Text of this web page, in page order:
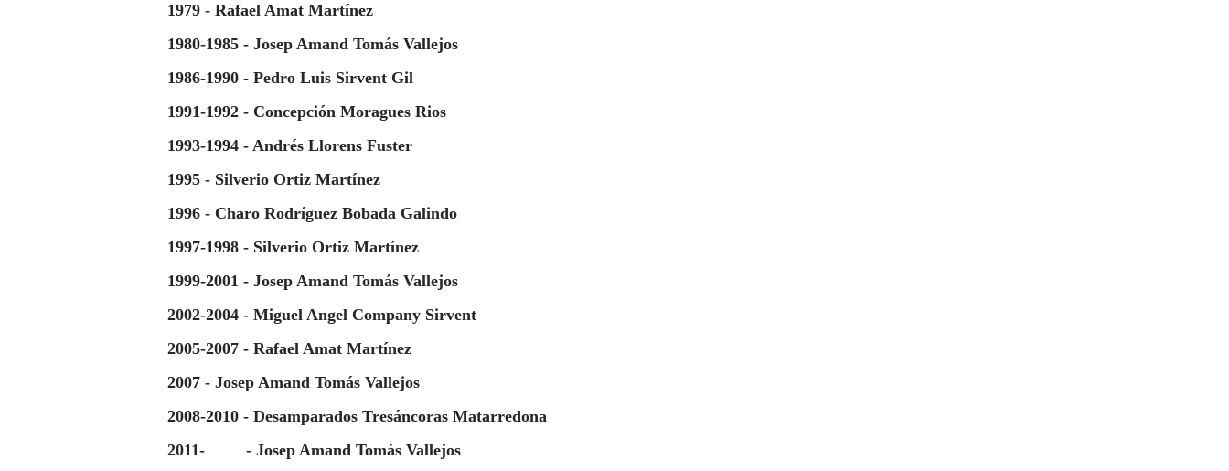
1979 - Rafael Amat Martínez
1980-1985 - Josep Amand Tomás Vallejos
1986-1990 - Pedro Luis Sirvent Gil
1991-1992 - Concepción Moragues Rios
1993-1994 - Andrés Llorens Fuster
1995 - Silverio Ortiz Martínez
1996 - Charo Rodríguez Bobada Galindo
1997-1998 - Silverio Ortiz Martínez
1999-2001 - Josep Amand Tomás Vallejos
2002-2004 - Miguel Angel Company Sirvent
2005-2007 - Rafael Amat Martínez
2007 - Josep Amand Tomás Vallejos
2008-2010 - Desamparados Tresáncoras Matarredona
2011- - Josep Amand Tomás Vallejos